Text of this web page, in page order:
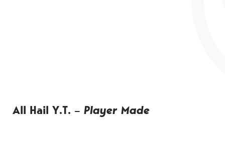
All Hail Y.T. – Player Made